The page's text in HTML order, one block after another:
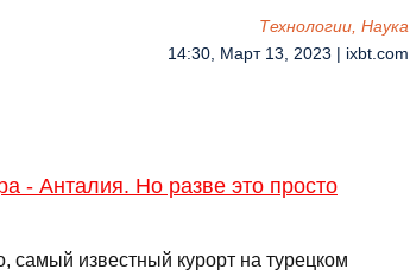
Технологии, Наука
14:30, Март 13, 2023 | ixbt.com
- Анталия. Но разве это просто
самый известный курорт на турецком